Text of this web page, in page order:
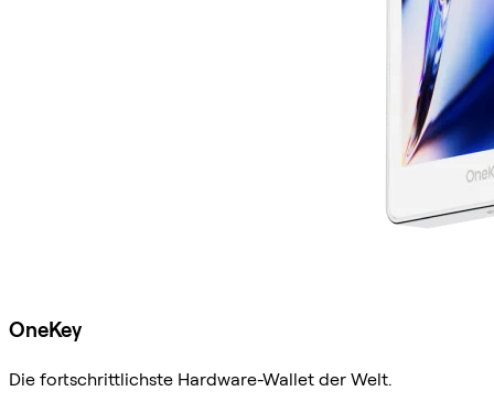
OneKey
Die fortschrittlichste Hardware-Wallet der Welt.